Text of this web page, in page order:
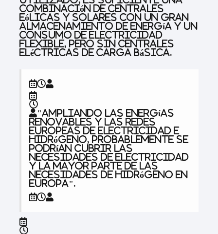
combinación de centrales
eólicas y solares con un gran
almacenamiento de energía y un
consumo de electricidad
flexible, pero sin centrales
eléctricas de carga básica.
"Ampliando las energías
renovables y las redes
europeas de electricidad e
hidrógeno, probablemente se
podrían cubrir las
necesidades de electricidad
y la mayor parte de las
necesidades de hidrógeno en
Europa".